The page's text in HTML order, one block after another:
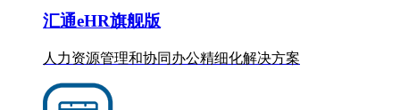
汇通eHR旗舰版
人力资源管理和协同办公精细化解决方案